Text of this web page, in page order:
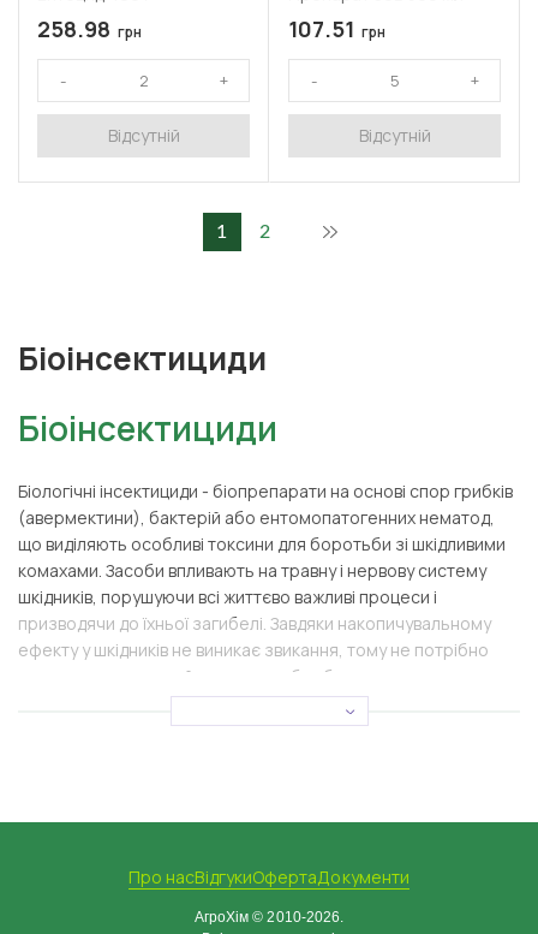
258.98 грн
Відсутній
107.51 грн
Відсутній
1 2
Біоінсектициди
Біоінсектициди
Біологічні інсектициди - біопрепарати на основі спор грибків
(авермектини), бактерій або ентомопатогенних нематод,
що виділяють особливі токсини для боротьби зі шкідливими
комахами. Засоби впливають на травну і нервову систему
шкідників, порушуючи всі життєво важливі процеси і
призводячи до їхньої загибелі. Завдяки накопичувальному
ефекту у шкідників не виникає звикання, тому не потрібно
щоразу шукати новий склад для обробки городу.
Призначення біоінсектицидів
плодожерки, капустянки, павутинного кліща, різних видів
метелика, вогнівки, плодової та яблуневої молі. Вони
призводять до загибелі комах протягом кількох днів, але в
Про насВідгукиОфертаДокументи
АгроХім © 2010-2026.